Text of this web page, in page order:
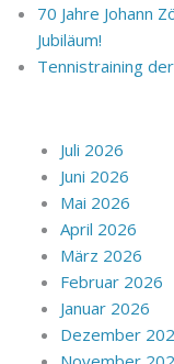
70 Jahre Johann
Jubiläum!
Tennistraining der
Juli 2026
Juni 2026
Mai 2026
April 2026
März 2026
Februar 2026
Januar 2026
Dezember